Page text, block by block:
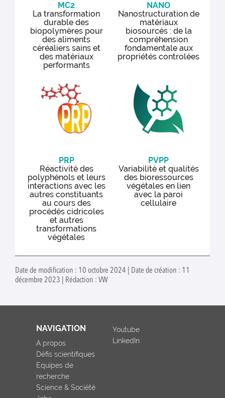
MC2
La transformation
durable des
biopolymères pour
des aliments
céréaliers sains et
des matériaux
performants
NANO
Nanostructuration de
matériaux
biosourcés : de la
compréhension
fondamentale aux
propriétés controlées
PRP
Réactivité des
polyphénols et leurs
interactions avec les
autres constituants
au cours des
procédés cidricoles
et autres
transformations
végétales
PVPP
Variabilité et qualités
des bioressources
végétales en lien
avec la paroi
cellulaire
Date de modification : 10 octobre 2024 | Date de création : 11
décembre 2023 | Rédaction : VW
NAVIGATION
A propos
Défis scientifiques
Equipes de
recherche
Science & Société
Youtube
LinkedIn